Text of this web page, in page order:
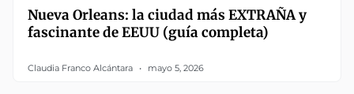
Nueva Orleans: la ciudad más EXTRAÑA y
fascinante de EEUU (guía completa)
Claudia Franco Alcántara mayo 5, 2026